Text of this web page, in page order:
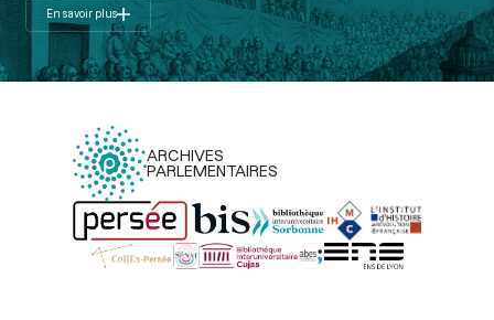
En savoir plus
ARCHIVES
PARLEMENTAIRES